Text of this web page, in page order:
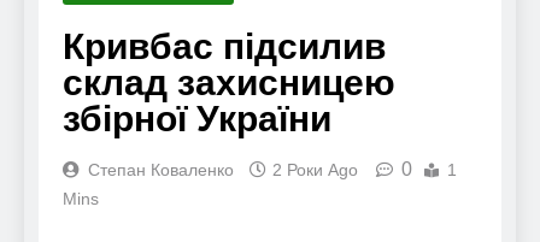
Кривбас підсилив
склад захисницею
збірної України
Степан Коваленко 2 Роки Ago 0
1
Mins